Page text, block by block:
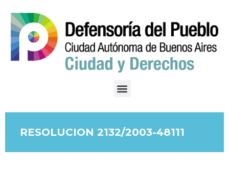
RESOLUCION 2132/2003-48111